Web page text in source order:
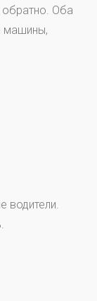
обратно. Оба
машины,
водители.